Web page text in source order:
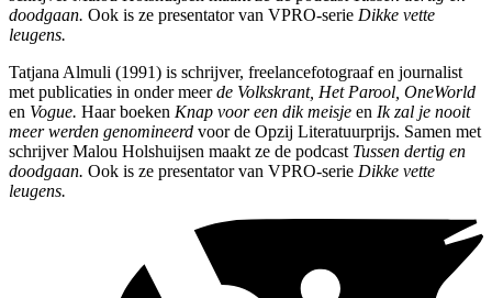
doodgaan. Ook is ze presentator van VPRO-serie Dikke vette
leugens.
Tatjana Almuli (1991) is schrijver, freelancefotograaf en journalist
met publicaties in onder meerde Volkskrant, Het Parool, OneWorld
en Vogue. Haar boeken Knap voor een dik meisje en Ik zal je nooit
meer werden genomineerd voor de Opzij Literatuurprijs. Samen met
schrijver Malou Holshuijsen maakt ze de podcast Tussen dertig en
doodgaan. Ook is ze presentator van VPRO-serie Dikke vette
leugens.